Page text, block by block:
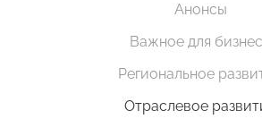
Анонсы
Важное для
Региональное
Отраслевое